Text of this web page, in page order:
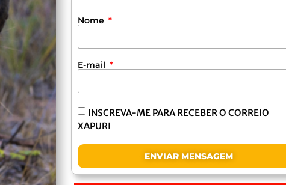
Nome
E-mail
INSCREVA-ME PARA RECEBER O CORREIO
XAPURI
ENVIAR MENSAGEM